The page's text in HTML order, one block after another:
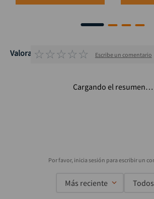
Valoraciones
☆☆☆☆☆ Escribe un comentario
Cargando el resumen…
Más reciente Todos